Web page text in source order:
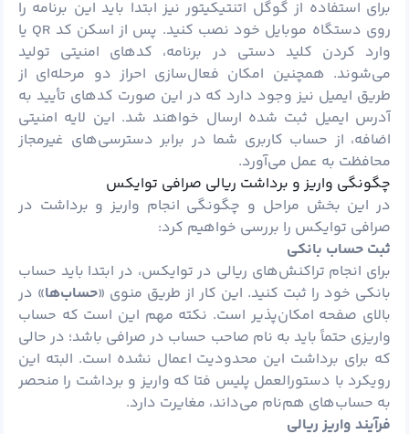
برای استفاده از گوگل اتنتیکیتور نیز ابتدا باید این برنامه را
روی دستگاه موبایل خود نصب کنید. پس از اسکن کد QR یا
وارد کردن کلید دستی در برنامه، کدهای امنیتی تولید
می‌شوند. همچنین امکان فعال‌سازی احراز دو مرحله‌ای از
طریق ایمیل نیز وجود دارد که در این صورت کدهای تأیید به
آدرس ایمیل ثبت ‌شده ارسال خواهند شد. این لایه امنیتی
اضافه، از حساب کاربری شما در برابر دسترسی‌های غیرمجاز
محافظت به عمل می‌آورد.
چگونگی واریز و برداشت ریالی صرافی توایکس
در این بخش مراحل و چگونگی انجام واریز و برداشت در
صرافی توایکس را بررسی خواهیم کرد:
ثبت حساب بانکی
برای انجام تراکنش‌های ریالی در توایکس، در ابتدا باید حساب
بانکی خود را ثبت کنید. این کار از طریق منوی «حساب‌ها» در
بالای صفحه امکان‌پذیر است. نکته مهم این است که حساب
واریزی حتماً باید به نام صاحب حساب در صرافی باشد؛ در حالی
که برای برداشت این محدودیت اعمال نشده است. البته این
رویکرد با دستورالعمل پلیس فتا که واریز و برداشت را منحصر
به حساب‌های هم‌نام می‌داند، مغایرت دارد.
فرآیند واریز ریالی